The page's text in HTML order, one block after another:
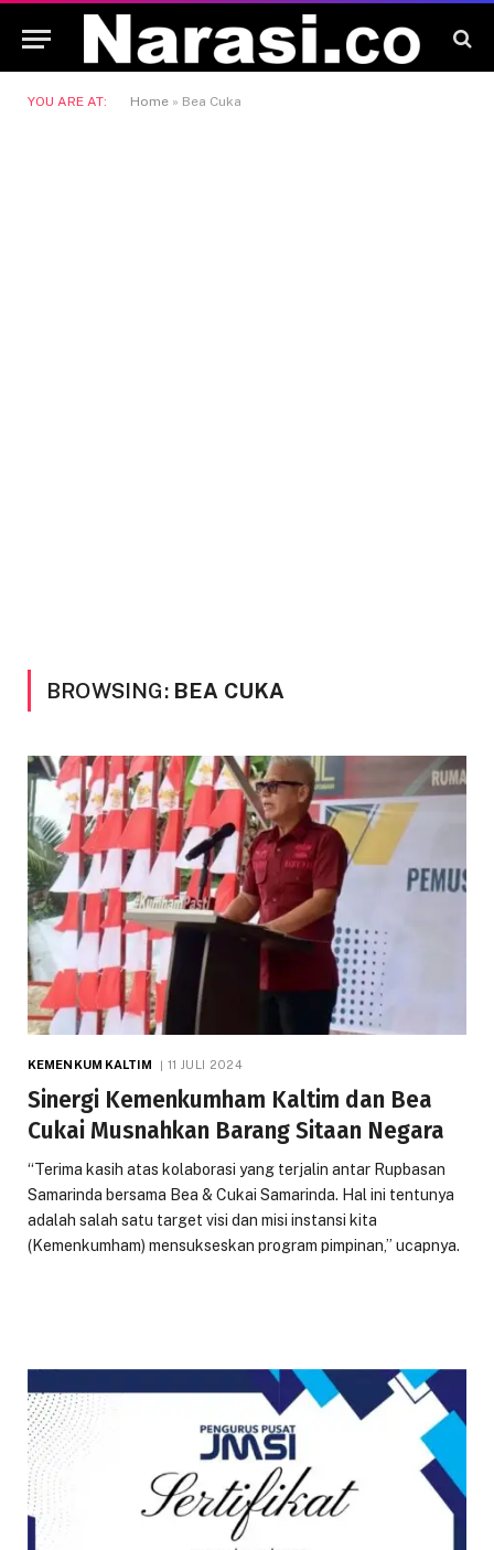
YOU ARE AT: Home » Bea Cuka
BROWSING: BEA CUKA
KEMENKUM KALTIM 11 JULI 2024
Sinergi Kemenkumham Kaltim dan Bea
Cukai Musnahkan Barang Sitaan Negara
“Terima kasih atas kolaborasi yang terjalin antar Rupbasan
Samarinda bersama Bea & Cukai Samarinda. Hal ini tentunya
adalah salah satu target visi dan misi instansi kita
(Kemenkumham) mensukseskan program pimpinan,” ucapnya.